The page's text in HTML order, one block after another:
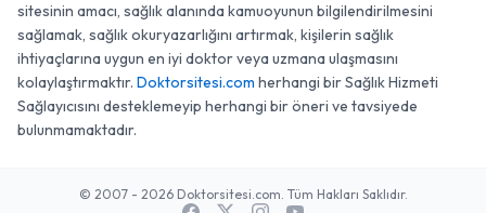
sitesinin amacı, sağlık alanında kamuoyunun bilgilendirilmesini
sağlamak, sağlık okuryazarlığını artırmak, kişilerin sağlık
ihtiyaçlarına uygun en iyi doktor veya uzmana ulaşmasını
kolaylaştırmaktır. Doktorsitesi.com herhangi bir Sağlık Hizmeti
Sağlayıcısını desteklemeyip herhangi bir öneri ve tavsiyede
bulunmamaktadır.
© 2007 - 2026 Doktorsitesi.com. Tüm Hakları Saklıdır.